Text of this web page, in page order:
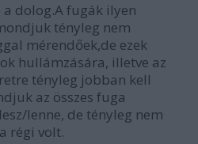
dolog.A fugák ilyen
tényleg nem
mérendőek,de ezek
hullámzására, illetve az
tényleg jobban kell
az összes fuga
lenne, de tényleg nem
régi volt.